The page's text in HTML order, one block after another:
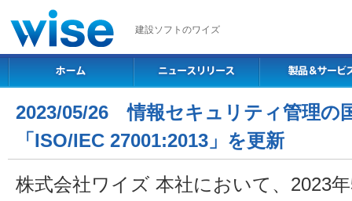
建設ソフトのワイズ
2023/05/26 情報セキュリティ管理の
「ISO/IEC 27001:2013」を更新
株式会社ワイズ 本社において、2023